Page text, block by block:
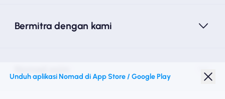
Bermitra dengan kami
Unduh aplikasi Nomad di App Store / Google Play